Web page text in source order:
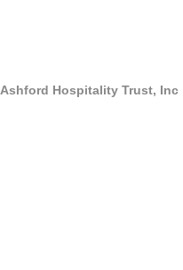
Ashford Hospitality Trust, Inc